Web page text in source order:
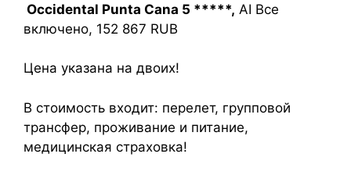
Occidental Punta Cana 5 *****, AI Все
включено, 152 867 RUB
Цена указана на двоих!
В стоимость входит: перелет, групповой
трансфер, проживание и питание,
медицинская страховка!